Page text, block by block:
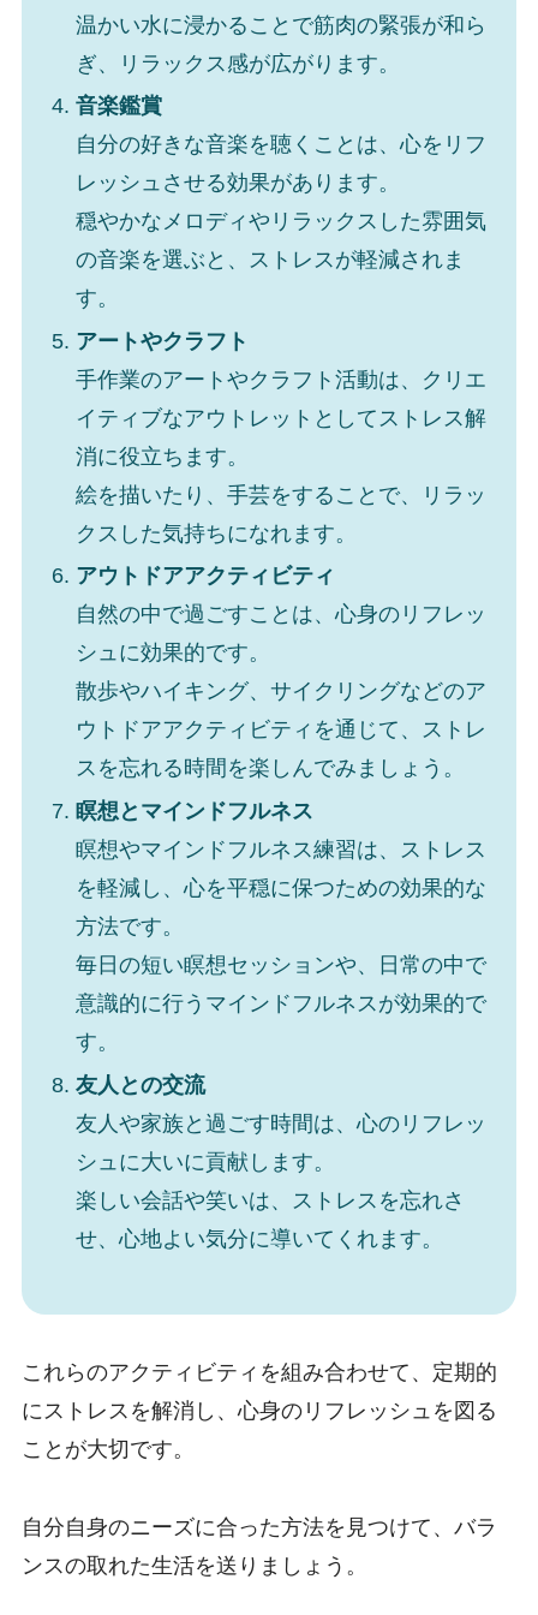
温かい水に浸かることで筋肉の緊張が和ら
ぎ、リラックス感が広がります。
音楽鑑賞
自分の好きな音楽を聴くことは、心をリフ
レッシュさせる効果があります。
穏やかなメロディやリラックスした雰囲気
の音楽を選ぶと、ストレスが軽減されま
す。
アートやクラフト
手作業のアートやクラフト活動は、クリエ
イティブなアウトレットとしてストレス解
消に役立ちます。
絵を描いたり、手芸をすることで、リラッ
クスした気持ちになれます。
アウトドアアクティビティ
自然の中で過ごすことは、心身のリフレッ
シュに効果的です。
散歩やハイキング、サイクリングなどのア
ウトドアアクティビティを通じて、ストレ
スを忘れる時間を楽しんでみましょう。
瞑想とマインドフルネス
瞑想やマインドフルネス練習は、ストレス
を軽減し、心を平穏に保つための効果的な
方法です。
毎日の短い瞑想セッションや、日常の中で
意識的に行うマインドフルネスが効果的で
す。
友人との交流
友人や家族と過ごす時間は、心のリフレッ
シュに大いに貢献します。
楽しい会話や笑いは、ストレスを忘れさ
せ、心地よい気分に導いてくれます。
これらのアクティビティを組み合わせて、定期的
にストレスを解消し、心身のリフレッシュを図る
ことが大切です。
自分自身のニーズに合った方法を見つけて、バラ
ンスの取れた生活を送りましょう。